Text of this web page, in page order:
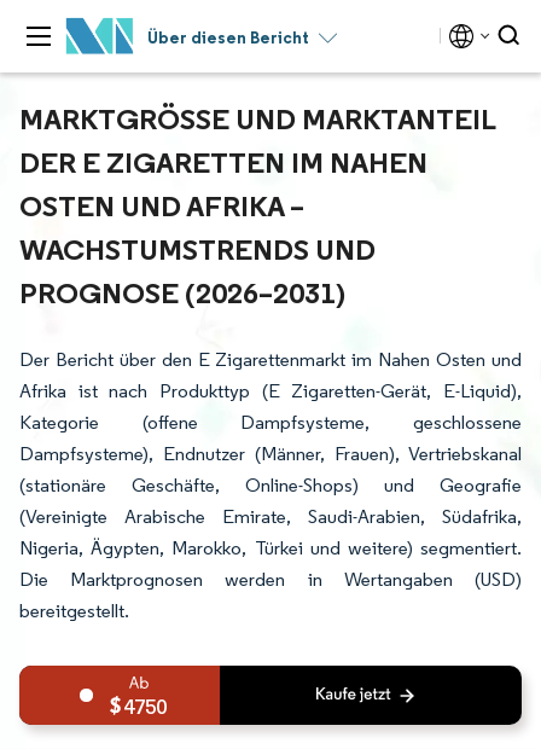
Über diesen Bericht
MARKTGRÖSSE UND MARKTANTEIL D
ER E ZIGARETTEN IM NAHEN O
STEN UND AFRIKA – W
ACHSTUMSTRENDS UND P
ROGNOSE (2026–2031)
Der Bericht über den E Zigarettenmarkt im Nahen Osten und
Afrika ist nach Produkttyp (E Zigaretten-Gerät, E-Liquid),
Kategorie (offene Dampfsysteme, geschlossene
Dampfsysteme), Endnutzer (Männer, Frauen), Vertriebskanal
(stationäre Geschäfte, Online-Shops) und Geografie
(Vereinigte Arabische Emirate, Saudi-Arabien, Südafrika,
Nigeria, Ägypten, Marokko, Türkei und weitere) segmentiert.
Die Marktprognosen werden in Wertangaben (USD)
bereitgestellt.
4750